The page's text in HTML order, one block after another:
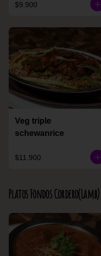
$9.900
Veg triple
schewanrice
$11.900
Platos Fondos Cordero(Lamb)